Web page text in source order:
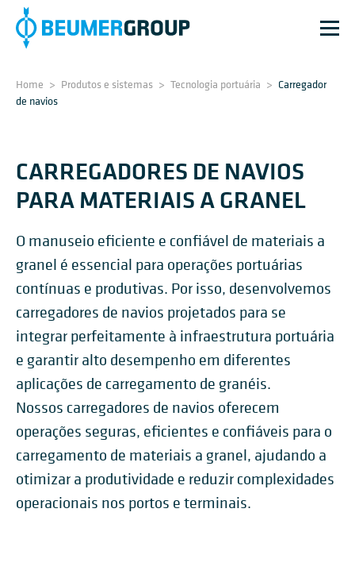
Home > Produtos e sistemas > Tecnologia portuária > Carregador
de navios
CARREGADORES DE NAVIOS
PARA MATERIAIS A GRANEL
O manuseio eficiente e confiável de materiais a
granel é essencial para operações portuárias
contínuas e produtivas. Por isso, desenvolvemos
carregadores de navios projetados para se
integrar perfeitamente à infraestrutura portuária
e garantir alto desempenho em diferentes
aplicações de carregamento de granéis.
Nossos carregadores de navios oferecem
operações seguras, eficientes e confiáveis para o
carregamento de materiais a granel, ajudando a
otimizar a produtividade e reduzir complexidades
operacionais nos portos e terminais.